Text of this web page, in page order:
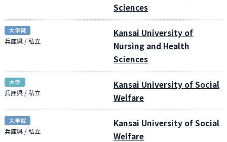
Sciences
兵庫県 / 私立
Kansai University of
Nursing and Health
Sciences
兵庫県 / 私立
Kansai University of Social
Welfare
兵庫県 / 私立
Kansai University of Social
Welfare